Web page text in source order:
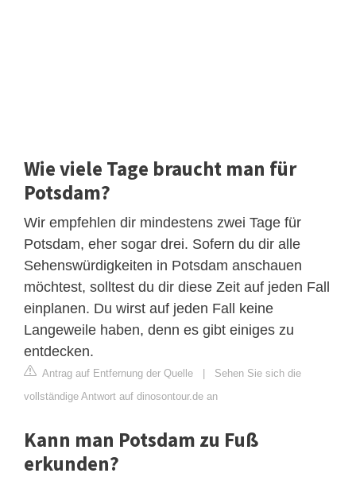
Wie viele Tage braucht man für
Potsdam?
Wir empfehlen dir mindestens zwei Tage für
Potsdam, eher sogar drei. Sofern du dir alle
Sehenswürdigkeiten in Potsdam anschauen
möchtest, solltest du dir diese Zeit auf jeden Fall
einplanen. Du wirst auf jeden Fall keine
Langeweile haben, denn es gibt einiges zu
entdecken.
Antrag auf Entfernung der Quelle | Sehen Sie sich die
vollständige Antwort auf dinosontour.de an
Kann man Potsdam zu Fuß
erkunden?